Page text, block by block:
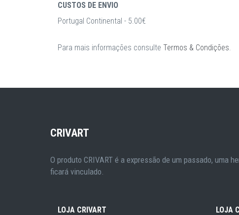
CUSTOS DE ENVIO
Portugal Continental - 5.00€
Para mais informações consulte Termos & Condições.
CRIVART
O produto CRIVART é a expressão de um passado, uma
ficará vinculado.
LOJA CRIVART
LOJA